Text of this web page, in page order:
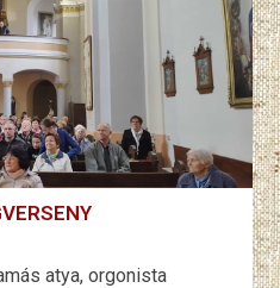
atya, orgonista